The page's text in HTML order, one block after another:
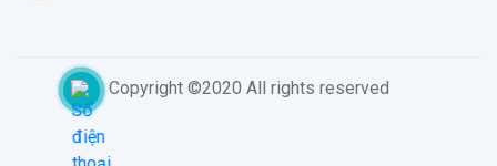
Copyright ©2020 All rights reserved